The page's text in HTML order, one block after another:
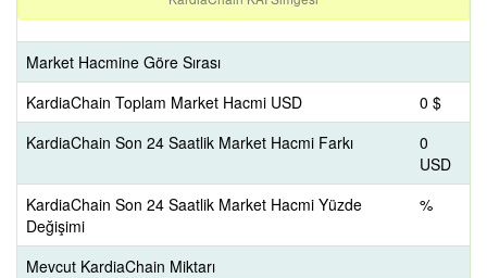
Market Hacmine Göre Sırası
KardiaChain Toplam Market Hacmi USD
0 $
KardiaChain Son 24 Saatlik Market Hacmi Farkı
0
USD
KardiaChain Son 24 Saatlik Market Hacmi Yüzde
Değişimi
%
Mevcut KardiaChain Miktarı